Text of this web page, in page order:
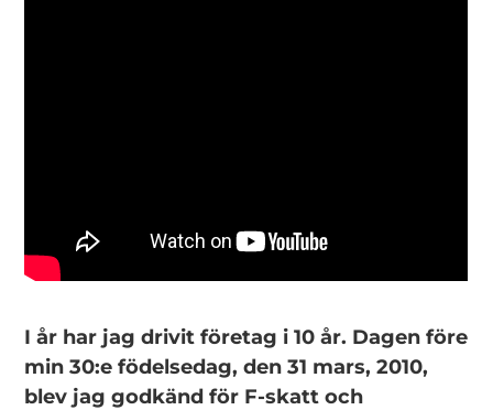
I år har jag drivit företag i 10 år. Dagen före
min 30:e födelsedag, den 31 mars, 2010,
blev jag godkänd för F-skatt och